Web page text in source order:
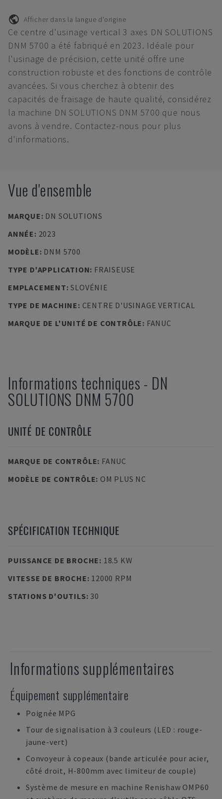
Afficher dans la langue d'origine
Ce centre d'usinage vertical 3 axes DN SOLUTIONS
DNM 5700 a été fabriqué en 2023. Idéale pour
l'usinage de précision, cette unité offre une
construction robuste et des fonctions de contrôle
avancées. Si vous cherchez à obtenir des
capacités de fraisage de haute qualité, considérez
la machine DN SOLUTIONS DNM 5700 que nous
avons à vendre. Contactez-nous pour plus
d'informations.
Vue d'ensemble
MARQUE: DN SOLUTIONS
ANNÉE: 2023
MODÈLE: DNM 5700
TYPE D'APPLICATION: FRAISEUSE
EMPLACEMENT:SLOVÉNIE
TYPE DE MACHINE: CENTRE D'USINAGE VERTICAL
MARQUE DE L'UNITÉ DE CONTRÔLE: FANUC
Informations techniques - DN
SOLUTIONS DNM 5700
UNITÉ DE CONTRÔLE
MARQUE DE CONTRÔLE: FANUC
MODÈLE DE CONTRÔLE: OM PLUS NC
SPÉCIFICATION TECHNIQUE
PUISSANCE DE BROCHE: 18.5 KW
VITESSE DE BROCHE: 12000 RPM
STATIONS D'OUTILS: 30
Informations supplémentaires
Équipement supplémentaire
Poignée MPG
Tour de signalisation à 3 couleurs (LED : rouge-
jaune-vert)
Convoyeur à copeaux (bande articulée pour acier,
côté droit, H-800mm avec limiteur de couple)
Système de mesure en machine Renishaw OMP60